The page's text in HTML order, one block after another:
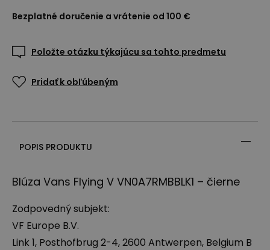
Bezplatné doručenie a vrátenie od 100 €
Položte otázku týkajúcu sa tohto predmetu
Pridať k obľúbeným
POPIS PRODUKTU
Blúza Vans Flying V VN0A7RMBBLK1 – čierne
Zodpovedný subjekt:
VF Europe B.V.
Link 1, Posthofbrug 2-4, 2600 Antwerpen, Belgium B